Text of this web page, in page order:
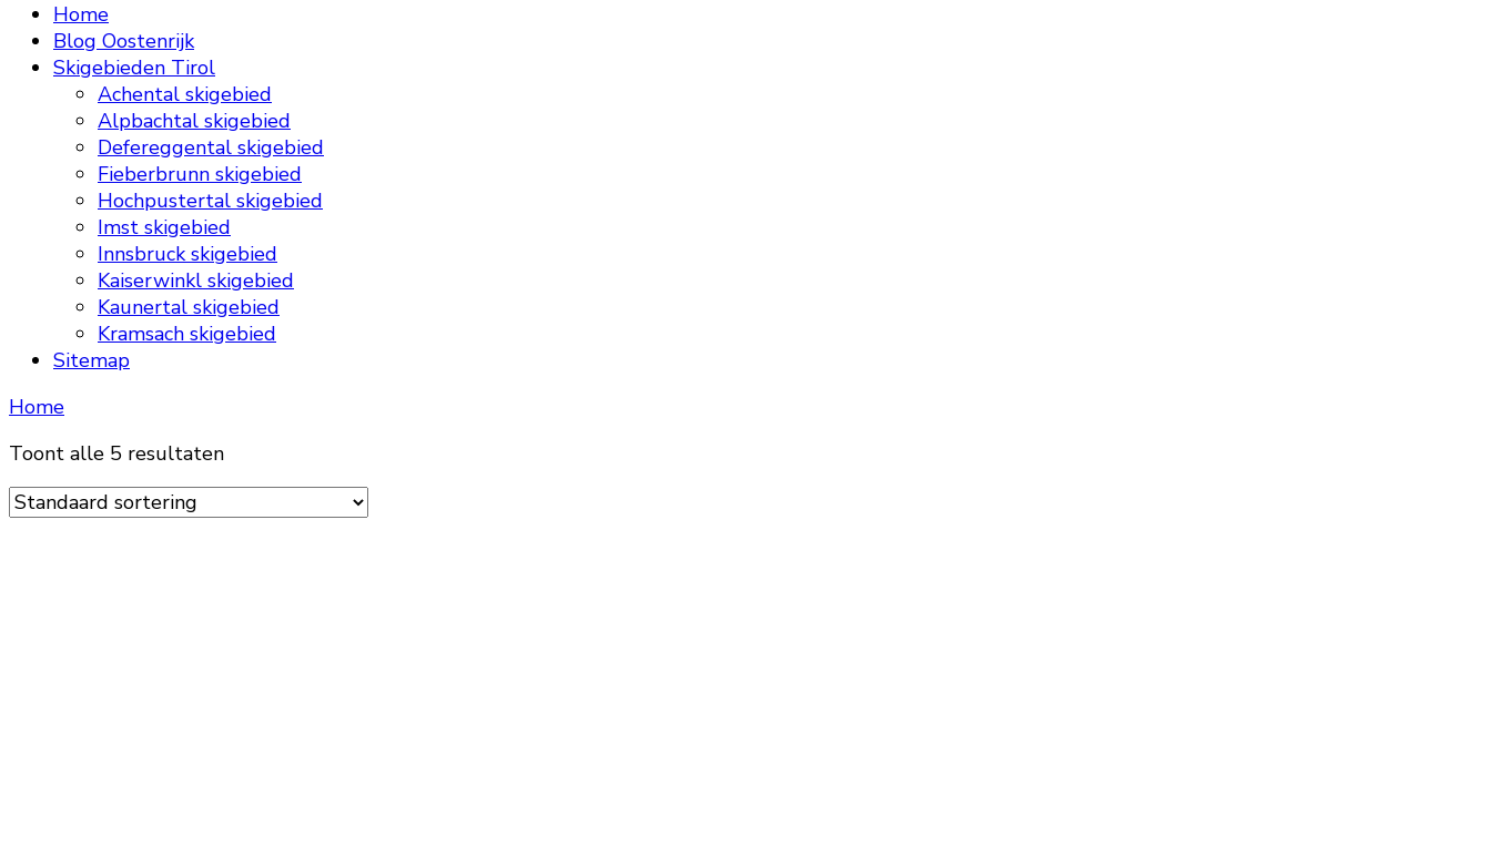
Home
Blog Oostenrijk
Skigebieden Tirol
Achental skigebied
Alpbachtal skigebied
Defereggental skigebied
Fieberbrunn skigebied
Hochpustertal skigebied
Imst skigebied
Innsbruck skigebied
Kaiserwinkl skigebied
Kaunertal skigebied
Kramsach skigebied
Sitemap
Home
Toont alle 5 resultaten